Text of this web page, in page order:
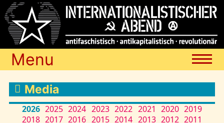
Menu
Blog
Media
2026 2025 2024 2023 2022 2021 2020 2019
2018 2017 2016 2015 2014 2013 2012 2011